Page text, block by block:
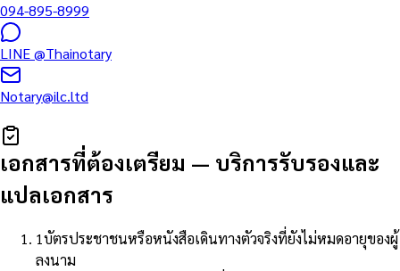
094-895-8999
LINE@Thainotary
Notary@ilc.ltd
เอกสารที่ต้องเตรียม — บริการรับรองและ
แปลเอกสาร
1บัตรประชาชนหรือหนังสือเดินทางตัวจริงที่ยังไม่หมดอายุของผู้
ลงนาม